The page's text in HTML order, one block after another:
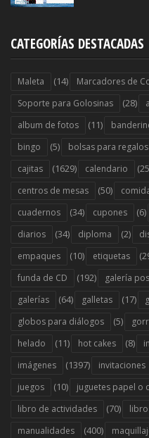
CATEGORÍAS DESTACADAS
Maleta (14) Marcadores de
Soporte para Golosinas (28)
album de fotos (11)
bingo (5) bolsas para regalos
cajitas (1629) calendario
centros de mesas (50)
cuadernos (34) cupones (6)
diarios (34) diploma (2)
empaques (10) etiquetas
funda de CD (192) galería
galerías (64) galletas (17)
globos para diálogos (5)
helado (11) hot cakes (8)
imágenes (1397) invitaciones
juegos (10) juguetes papel o
libro de actividades (70)
manualidades (400)